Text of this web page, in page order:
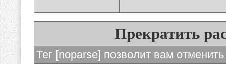
Прекратить
Тег [noparse] позволит вам